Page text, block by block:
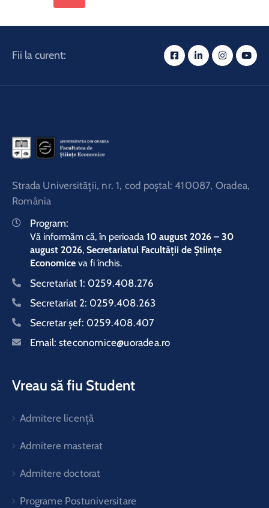
Fii la curent:
Strada Universităţii, nr. 1, cod poştal: 410087, Oradea,
România
Program:
Vă informăm că, în perioada 10 august 2026 – 30
august 2026, Secretariatul Facultății de Științe
Economice va fi închis.
Secretariat 1: 0259.408.276
Secretariat 2: 0259.408.263
Secretar şef: 0259.408.407
Email: steconomice@uoradea.ro
Vreau să fiu Student
Admitere licență
Admitere masterat
Admitere doctorat
Programe Postuniversitare